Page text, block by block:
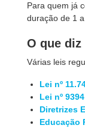
Para quem já
duração de 1 a
O que diz
Várias leis
Lei nº
Lei nº
Diretrizes
Educação